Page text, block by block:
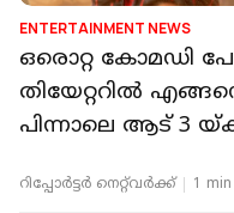
ENTERTAINMENT NEWS
ഒരൊറ്റ കോമഡി
തിയേറ്ററിൽ എങ്ങനെ
പിന്നാലെ ആട് 3
റിപ്പോർട്ടർ നെറ്റ്‌വര്‍ക്ക്‌ 1